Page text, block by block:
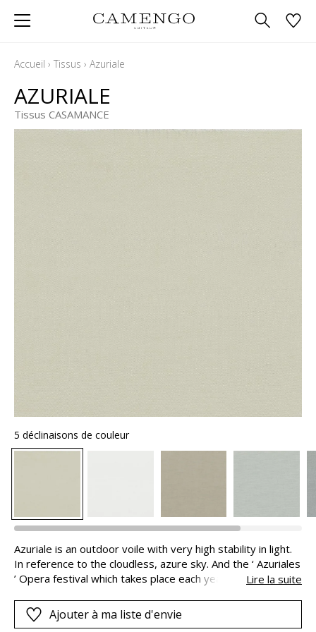
Accueil › Tissus › Azuriale
AZURIALE
Tissus CASAMANCE
5 déclinaisons de couleur
Azuriale is an outdoor voile with very high stability in light.
In reference to the cloudless, azure sky. And the ‘ Azuriales
’ Opera festival which takes place each year in the splendid
Lire la suite
Ajouter à ma liste d'envie